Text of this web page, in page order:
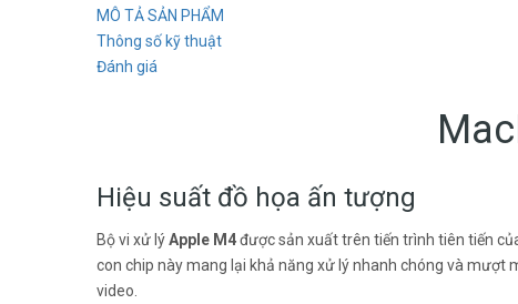
MÔ TẢ SẢN PHẨM
Thông số kỹ thuật
Đánh giá
Hiệu suất đồ họa ấn tượng
Bộ vi xử lýApple M4được sản xuất trên tiến trình tiên tiến
con chip này mang lại khả năng xử lý nhanh chóng và mượt
video.